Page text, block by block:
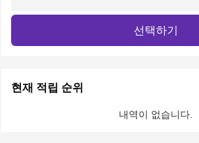
선택하기
현재 적립 순위
내역이 없습니다.